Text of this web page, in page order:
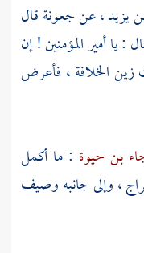
يزيد، عنجعونةقال
: يا أمير المؤمنين ! إن
زين الخلافة ، فأعرض
بن حيوة : ما أكمل
، وإلى جانبه وصيف